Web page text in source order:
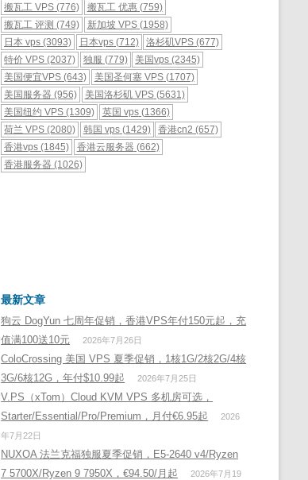
搬瓦工 VPS (776) 搬瓦工 优惠(759)
搬瓦工 评测 (749) 新加坡 VPS(1958)
日本 vps (3093) 日本vps(712) 洛杉矶VPS (677)
特价 VPS (2037) 独服 (779) 美国vps (2345)
美国便宜VPS (643) 美国圣何塞 VPS(1707)
美国服务器 (956) 美国洛杉矶 VPS(5631)
美国纽约 VPS (1309) 英国 vps(1366)
荷兰 VPS (2080) 韩国 vps(1429) 香港cn2 (657)
香港vps (1845) 香港云服务器 (662)
香港服务器 (1026)
最新文章
狗云 DogYun 七周年促销，香港VPS年付150元起，充
值满100送10元
2026年7月26日
ColoCrossing 美国 VPS 夏季促销，1核1G/2核2G/4核
3G/6核12G，年付$10.99起
2026年7月25日
V.PS（xTom）Cloud KVM VPS 多机房可选，
Starter/Essential/Pro/Premium，月付€6.95起
2026
年7月22日
NUXOA 法兰克福独服夏季促销，E5-2640 v4/Ryzen
7 5700X/Ryzen 9 7950X，€94.50/月起
2026年7月19